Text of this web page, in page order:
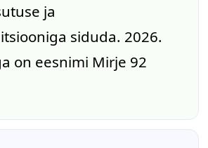
ja
siduda. 2026.
on eesnimi Mirje 92